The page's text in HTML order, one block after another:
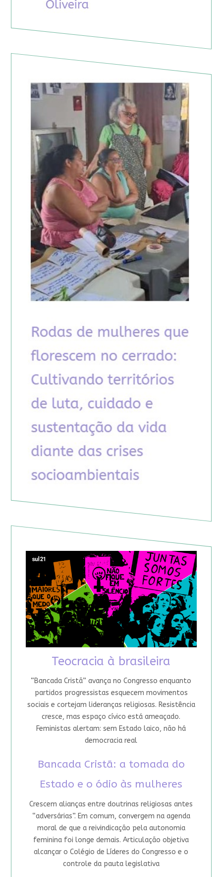
Teocracia à brasileira
“Bancada Cristã” avança no Congresso enquanto
partidos progressistas esquecem movimentos
sociais e cortejam lideranças religiosas. Resistência
cresce, mas espaço cívico está ameaçado.
Feministas alertam: sem Estado laico, não há
democracia real
Bancada Cristã: a tomada do
Estado e o ódio às mulheres
Crescem alianças entre doutrinas religiosas antes
“adversárias”. Em comum, convergem na agenda
moral de que a reivindicação pela autonomia
feminina foi longe demais. Articulação objetiva
alcançar o Colégio de Líderes do Congresso e o
controle da pauta legislativa